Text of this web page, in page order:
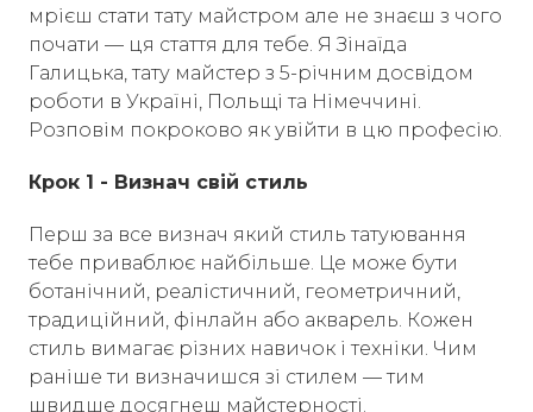
мрієш стати тату майстром але не знаєш з чого
почати — ця стаття для тебе. Я Зінаїда
Галицька, тату майстер з 5-річним досвідом
роботи в Україні, Польщі та Німеччині.
Розповім покроково як увійти в цю професію.
Крок 1 - Визнач свій стиль
Перш за все визнач який стиль татуювання
тебе приваблює найбільше. Це може бути
ботанічний, реалістичний, геометричний,
традиційний, фінлайн або акварель. Кожен
стиль вимагає різних навичок і техніки. Чим
раніше ти визначишся зі стилем — тим
швидше досягнеш майстерності.